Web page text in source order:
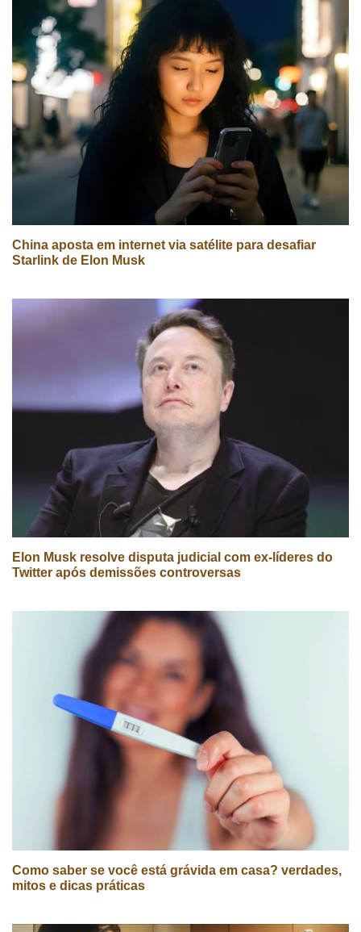
China aposta em internet via satélite para desafiar
Starlink de Elon Musk
Elon Musk resolve disputa judicial com ex-líderes do
Twitter após demissões controversas
Como saber se você está grávida em casa? verdades,
mitos e dicas práticas